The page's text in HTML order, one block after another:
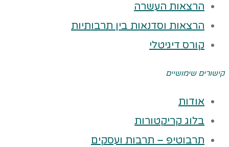
הרצאות העשרה
הרצאות וסדנאות בין תרבותיות
קורס דיגיטלי
קישורים שימושיים
אודות
בלוג קריקטורות
תרבוטיפ – תרבות ועסקים